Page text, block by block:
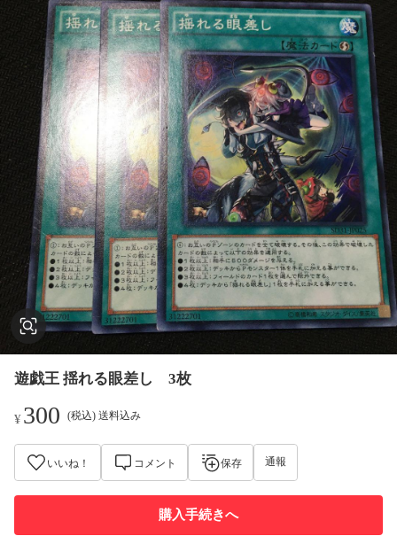
遊戯王 揺れる眼差し 3枚
¥300 (税込) 送料込み
いいね！ コメント 保存 通報
購入手続きへ